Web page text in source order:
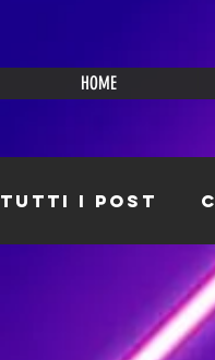
HOME
Tutti i post